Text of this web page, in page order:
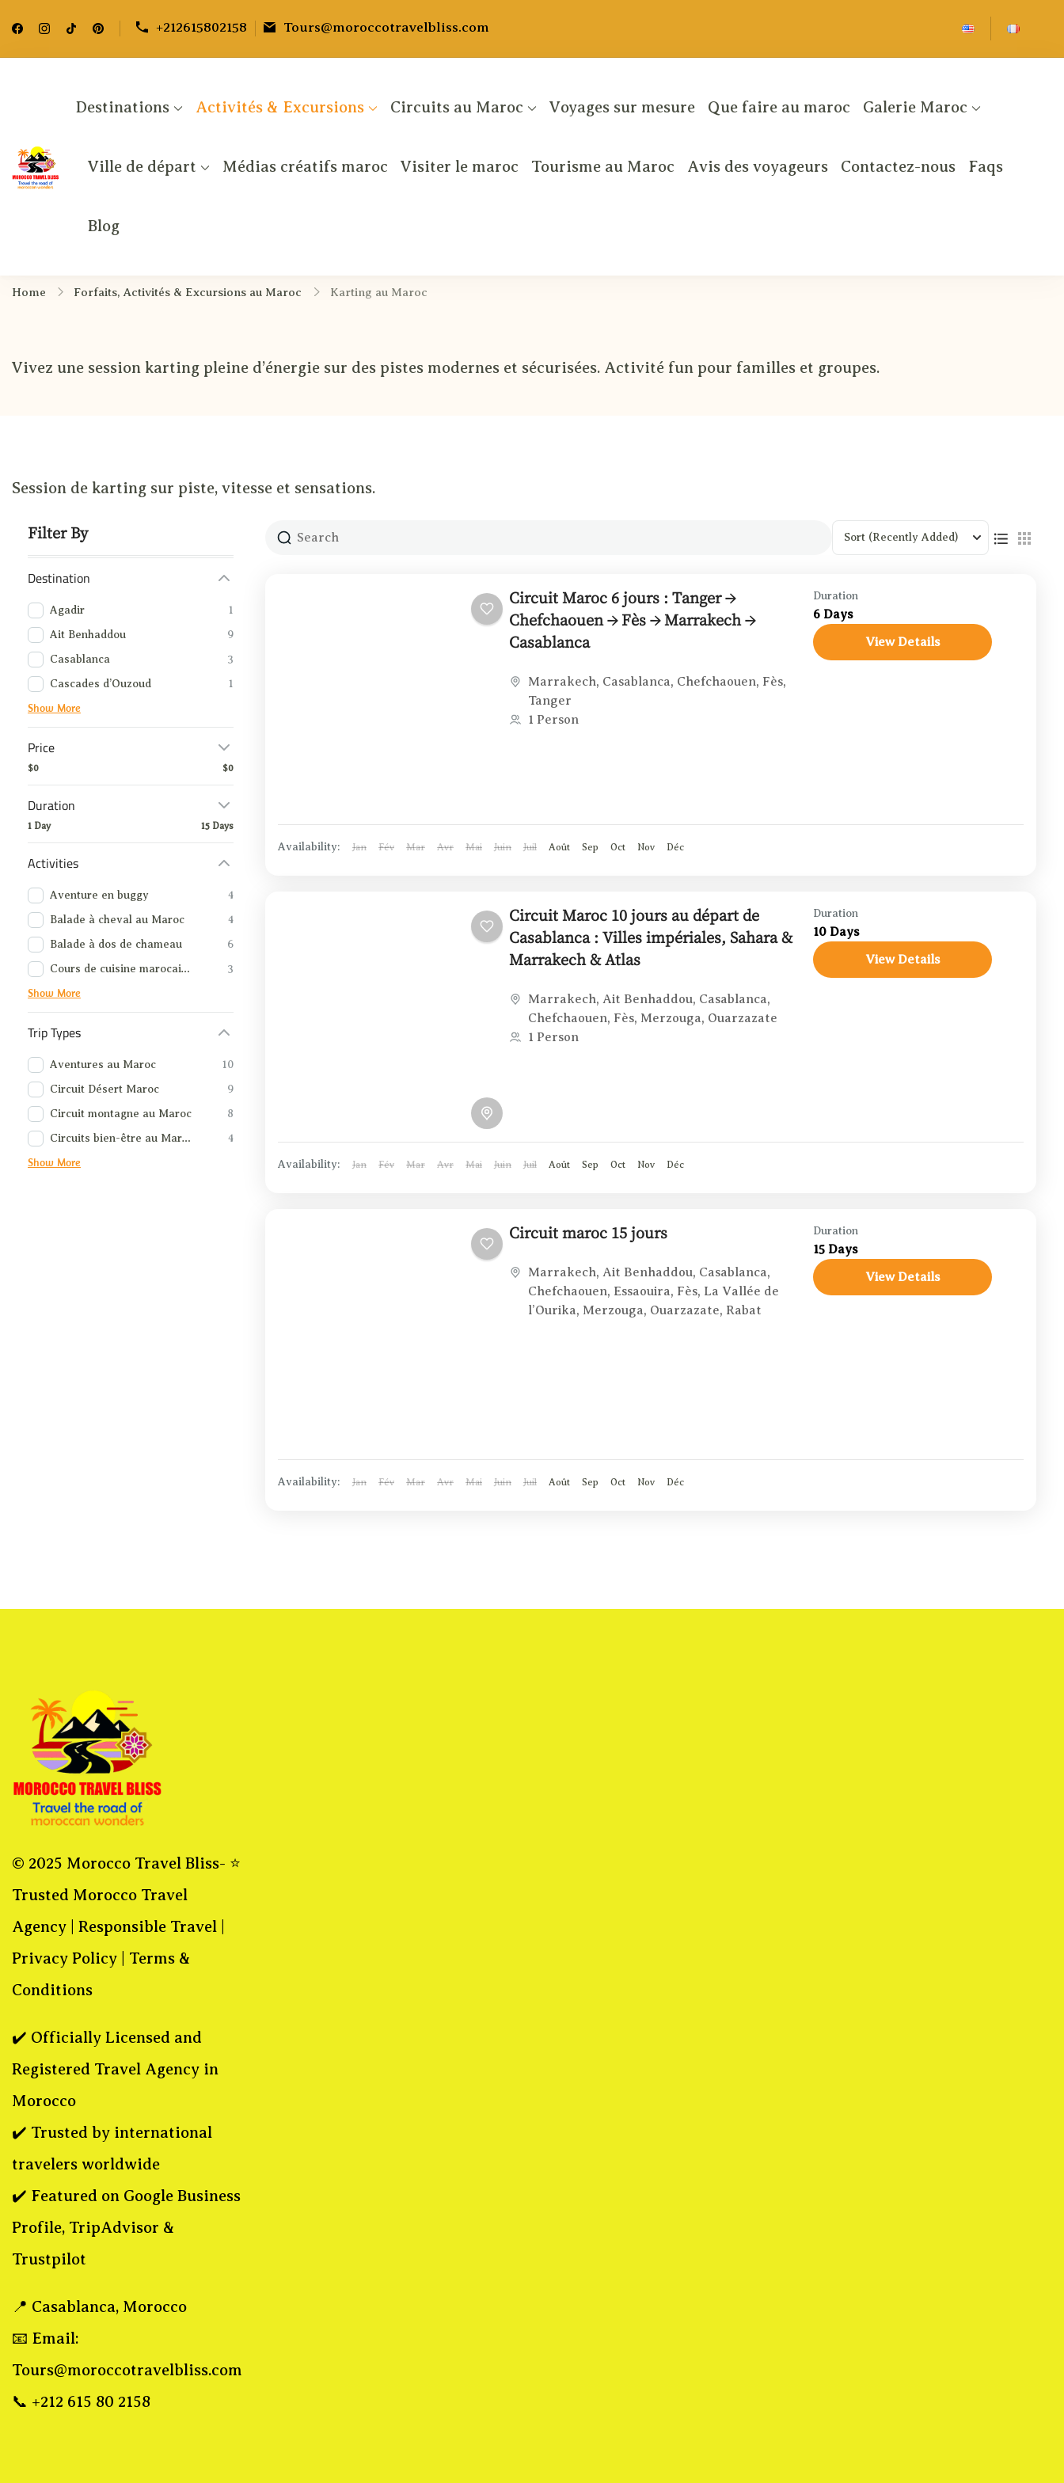
+212615802158 Tours@moroccotravelbliss.com
Morocco Travel bliss
Destinations Activités & Excursions Circuits au Maroc Voyages sur mesure Que faire au maroc Galerie Maroc
Ville de départ Médias créatifs maroc Visiter le maroc Tourisme au Maroc Avis des voyageurs Contactez-nous Faqs
Blog
Home Forfaits, Activités & Excursions au Maroc Karting au Maroc
Vivez une session karting pleine d’énergie sur des pistes modernes et sécurisées. Activité fun pour familles et groupes.
Session de karting sur piste, vitesse et sensations.
Filter By
Destination
Agadir 1
Ait Benhaddou 9
Casablanca 3
Cascades d’Ouzoud 1
Show More
Price
$0 $0
Duration
1 Day 15 Days
Activities
Aventure en buggy 4
Balade à cheval au Maroc 4
Balade à dos de chameau 6
Cours de cuisine marocaine 3
Show More
Trip Types
Aventures au Maroc 10
Circuit Désert Maroc 9
Circuit montagne au Maroc 8
Circuits bien-être au Maroc 4
Show More
Sort (Recently Added)
Circuit Maroc 6 jours : Tanger →
Chefchaouen → Fès → Marrakech →
Casablanca
Marrakech, Casablanca, Chefchaouen, Fès,
Tanger
1 Person
Duration
6 Days
View Details
Availability: Jan Fév Mar Avr Mai Juin Juil Août Sep Oct Nov Déc
Circuit Maroc 10 jours au départ de
Casablanca : Villes impériales, Sahara &
Marrakech & Atlas
Marrakech,Ait Benhaddou, Casablanca,
Chefchaouen, Fès, Merzouga, Ouarzazate
1 Person
Duration
10 Days
View Details
Availability: Jan Fév Mar Avr Mai Juin Juil Août Sep Oct Nov Déc
Circuit maroc 15 jours
Marrakech,Ait Benhaddou, Casablanca,
Chefchaouen, Essaouira, Fès, La Vallée de
l’Ourika, Merzouga, Ouarzazate, Rabat
Duration
15 Days
View Details
Availability: Jan Fév Mar Avr Mai Juin Juil Août Sep Oct Nov Déc
© 2025 Morocco Travel Bliss- ⭐
Trusted Morocco Travel
Agency | Responsible Travel
Privacy Policy
Terms &
Conditions
✔️ Officially Licensed and
Registered Travel Agency in
Morocco
✔️ Trusted by international
travelers worldwide
✔️ Featured on Google Business
Profile, TripAdvisor &
Trustpilot
📍 Casablanca, Morocco
📧 Email:
Tours@moroccotravelbliss.com
📞 +212 615 80 2158